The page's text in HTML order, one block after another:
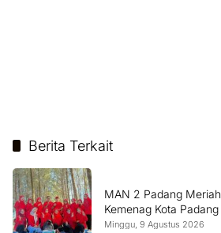
Berita Terkait
MAN 2 Padang
Kemenag Kota Padang
Minggu, 9 Agustus 2026